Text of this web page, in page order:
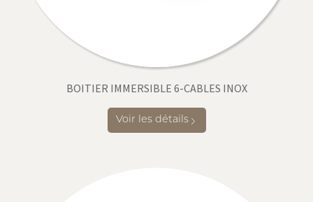
BOITIER IMMERSIBLE 6-CABLES INOX
Voir les détails